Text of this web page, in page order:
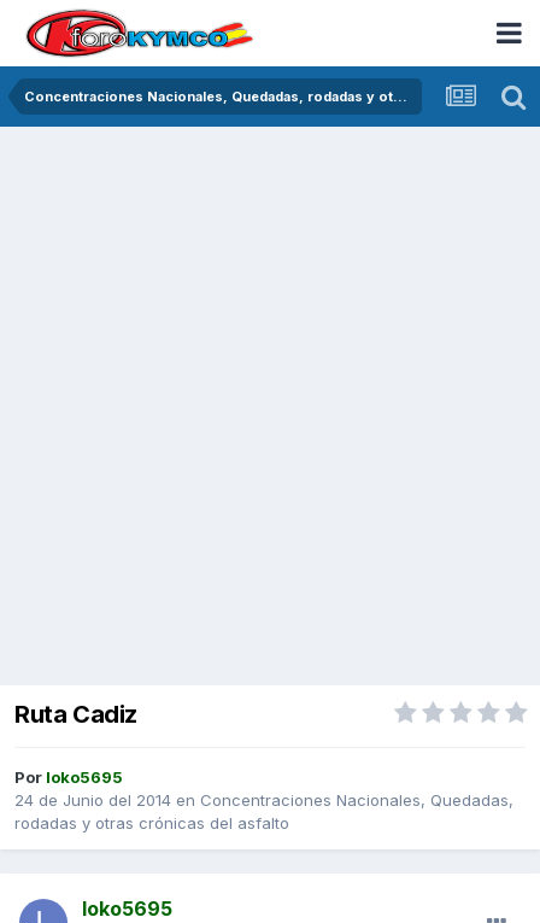
Concentraciones Nacionales, Quedadas, rodadas y otras crónicas del asfalto
Ruta Cadiz
Por loko5695
24 de Junio del 2014 en Concentraciones Nacionales, Quedadas,
rodadas y otras crónicas del asfalto
loko5695